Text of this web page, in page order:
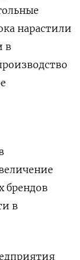
нарастили
в
брендов
в